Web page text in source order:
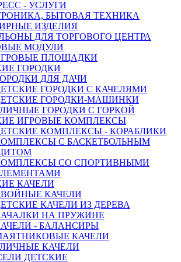
- УСЛУГИ
БЫТОВАЯ ТЕХНИКА
ИЗДЕЛИЯ
ДЛЯ ТОРГОВОГО ЦЕНТРА
МОДУЛИ
ПЛОЩАДКИ
ГОРОДКИ
ДЛЯ ДАЧИ
ГОРОДКИ С КАЧЕЛЯМИ
ГОРОДКИ-МАШИНКИ
ГОРОДКИ С ГОРКОЙ
ИГРОВЫЕ КОМПЛЕКСЫ
КОМПЛЕКСЫ - КОРАБЛИКИ
С БАСКЕТБОЛЬНЫМ
СО СПОРТИВНЫМИ
КАЧЕЛИ
КАЧЕЛИ
КАЧЕЛИ ИЗ ДЕРЕВА
НА ПРУЖИНЕ
- БАЛАНСИРЫ
КАЧЕЛИ
КАЧЕЛИ
ДЕТСКИЕ